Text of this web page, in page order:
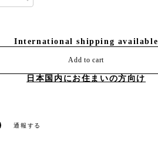
International shipping available
Add to cart
日本国内にお住まいの方向け
通報する